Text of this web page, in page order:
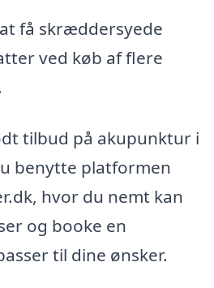
få skræddersyede
ved køb af flere
tilbud på akupunktur i
benytte platformen
hvor du nemt kan
og booke en
til dine ønsker.